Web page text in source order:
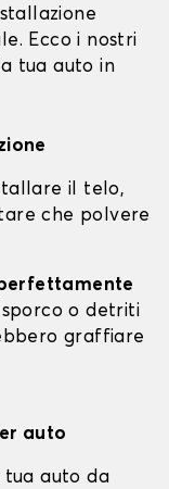
Ecco i nostri
tua auto in
il telo,
che polvere
o detriti
graffiare
auto
auto da